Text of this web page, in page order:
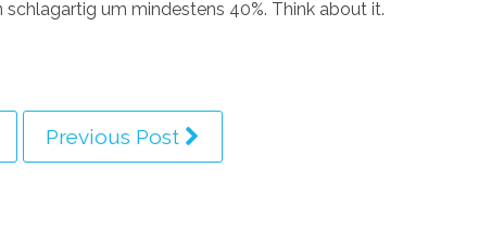
um mindestens 40%. Think about it.
Previous Post